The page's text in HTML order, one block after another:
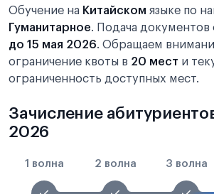
Обучение на Китайском языке по
Гуманитарное. Подача документов
до 15 мая 2026. Обращаем
ограничение квоты в 20 мест и
ограниченность доступных мест.
Зачисление
2026
1 волна 2 волна 3 волна